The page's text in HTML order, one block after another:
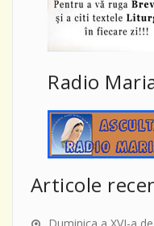
Radio
Articole